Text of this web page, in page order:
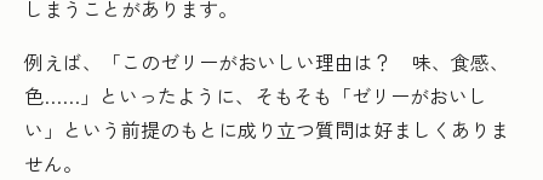
しまうことがあります。
例えば、「このゼリーがおいしい理由は？ 味、食感、
色……」といったように、そもそも「ゼリーがおいし
い」という前提のもとに成り立つ質問は好ましくありま
せん。